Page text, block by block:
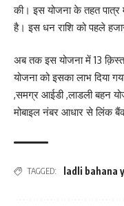
की। इस योजना के तहत पात्र
है। इस धन राशि को पहले
अब तक इस योजना में 13
योजना को इसका लाभ दिया
,समग्र आईडी ,लाडली बहन
मोबाइल नंबर आधार से लिंक
TAGGED: ladli bahana